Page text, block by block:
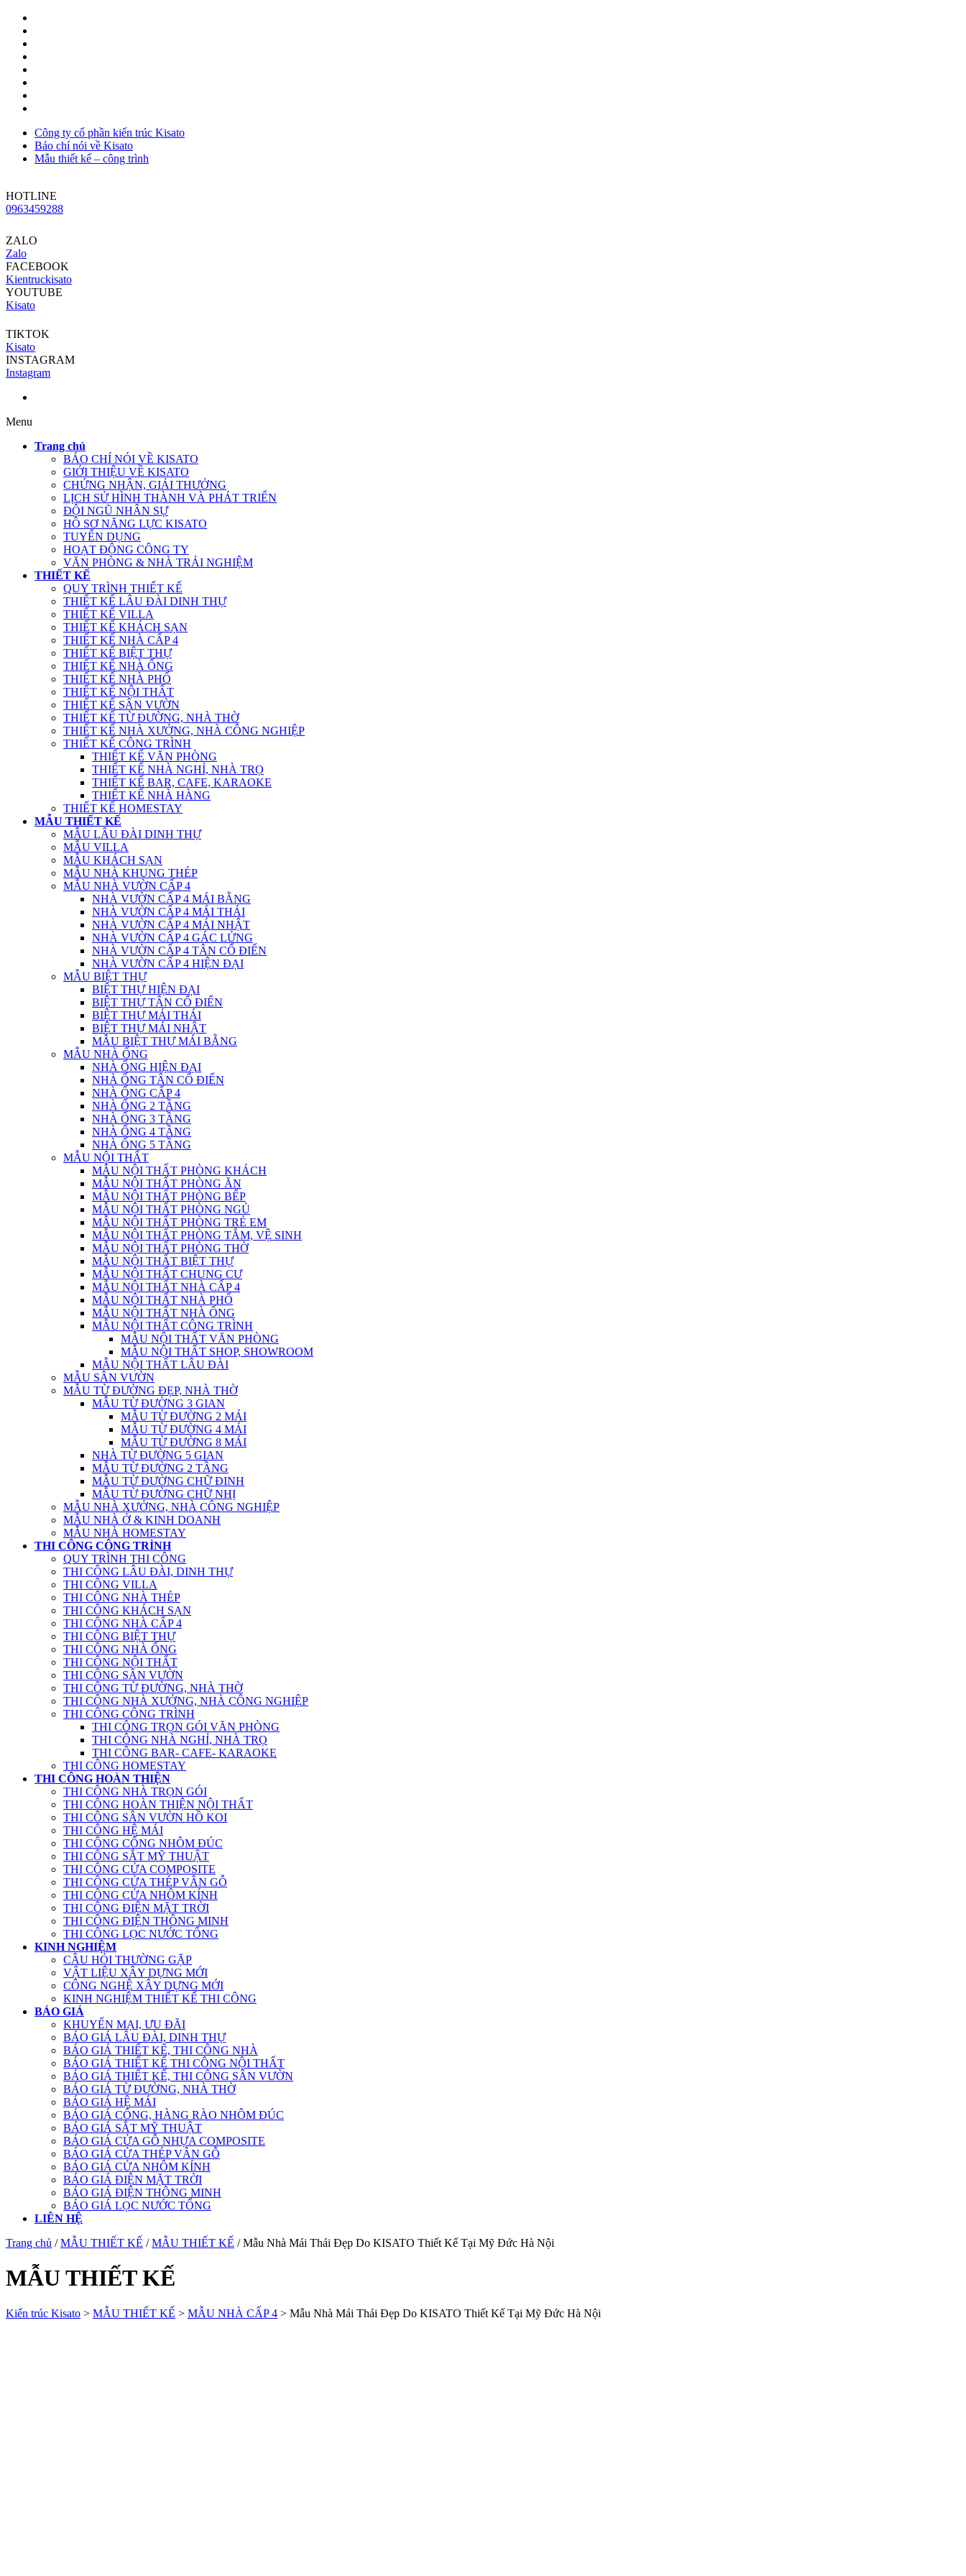
Công ty cổ phần kiến trúc Kisato
Báo chí nói về Kisato
Mẫu thiết kế – công trình
HOTLINE
0963459288
ZALO
Zalo
FACEBOOK
Kientruckisato
YOUTUBE
Kisato
TIKTOK
Kisato
INSTAGRAM
Instagram
Menu
Trang chủ
BÁO CHÍ NÓI VỀ KISATO
GIỚI THIỆU VỀ KISATO
CHỨNG NHẬN, GIẢI THƯỞNG
LỊCH SỬ HÌNH THÀNH VÀ PHÁT TRIỂN
ĐỘI NGŨ NHÂN SỰ
HỒ SƠ NĂNG LỰC KISATO
TUYỂN DỤNG
HOẠT ĐỘNG CÔNG TY
VĂN PHÒNG & NHÀ TRẢI NGHIỆM
THIẾT KẾ
QUY TRÌNH THIẾT KẾ
THIẾT KẾ LÂU ĐÀI DINH THỰ
THIẾT KẾ VILLA
THIẾT KẾ KHÁCH SẠN
THIẾT KẾ NHÀ CẤP 4
THIẾT KẾ BIỆT THỰ
THIẾT KẾ NHÀ ỐNG
THIẾT KẾ NHÀ PHỐ
THIẾT KẾ NỘI THẤT
THIẾT KẾ SÂN VƯỜN
THIẾT KẾ TỪ ĐƯỜNG, NHÀ THỜ
THIẾT KẾ NHÀ XƯỞNG, NHÀ CÔNG NGHIỆP
THIẾT KẾ CÔNG TRÌNH
THIẾT KẾ VĂN PHÒNG
THIẾT KẾ NHÀ NGHỈ, NHÀ TRỌ
THIẾT KẾ BAR, CAFE, KARAOKE
THIẾT KẾ NHÀ HÀNG
THIẾT KẾ HOMESTAY
MẪU THIẾT KẾ
MẪU LÂU ĐÀI DINH THỰ
MẪU VILLA
MẪU KHÁCH SẠN
MẪU NHÀ KHUNG THÉP
MẪU NHÀ VƯỜN CẤP 4
NHÀ VƯỜN CẤP 4 MÁI BẰNG
NHÀ VƯỜN CẤP 4 MÁI THÁI
NHÀ VƯỜN CẤP 4 MÁI NHẬT
NHÀ VƯỜN CẤP 4 GÁC LỬNG
NHÀ VƯỜN CẤP 4 TÂN CỔ ĐIỂN
NHÀ VƯỜN CẤP 4 HIỆN ĐẠI
MẪU BIỆT THỰ
BIỆT THỰ HIỆN ĐẠI
BIỆT THỰ TÂN CỔ ĐIỂN
BIỆT THỰ MÁI THÁI
BIỆT THỰ MÁI NHẬT
MẪU BIỆT THỰ MÁI BẰNG
MẪU NHÀ ỐNG
NHÀ ỐNG HIỆN ĐẠI
NHÀ ỐNG TÂN CỔ ĐIỂN
NHÀ ỐNG CẤP 4
NHÀ ỐNG 2 TẦNG
NHÀ ỐNG 3 TẦNG
NHÀ ỐNG 4 TẦNG
NHÀ ỐNG 5 TẦNG
MẪU NỘI THẤT
MẪU NỘI THẤT PHÒNG KHÁCH
MẪU NỘI THẤT PHÒNG ĂN
MẪU NỘI THẤT PHÒNG BẾP
MẪU NỘI THẤT PHÒNG NGỦ
MẪU NỘI THẤT PHÒNG TRẺ EM
MẪU NỘI THẤT PHÒNG TẮM, VỆ SINH
MẪU NỘI THẤT PHÒNG THỜ
MẪU NỘI THẤT BIỆT THỰ
MẪU NỘI THẤT CHUNG CƯ
MẪU NỘI THẤT NHÀ CẤP 4
MẪU NỘI THẤT NHÀ PHỐ
MẪU NỘI THẤT NHÀ ỐNG
MẪU NỘI THẤT CÔNG TRÌNH
MẪU NỘI THẤT VĂN PHÒNG
MẪU NỘI THẤT SHOP, SHOWROOM
MẪU NỘI THẤT LÂU ĐÀI
MẪU SÂN VƯỜN
MẪU TỪ ĐƯỜNG ĐẸP, NHÀ THỜ
MẪU TỪ ĐƯỜNG 3 GIAN
MẪU TỪ ĐƯỜNG 2 MÁI
MẪU TỪ ĐƯỜNG 4 MÁI
MẪU TỪ ĐƯỜNG 8 MÁI
NHÀ TỪ ĐƯỜNG 5 GIAN
MẪU TỪ ĐƯỜNG 2 TẦNG
MẪU TỪ ĐƯỜNG CHỮ ĐINH
MẪU TỪ ĐƯỜNG CHỮ NHỊ
MẪU NHÀ XƯỞNG, NHÀ CÔNG NGHIỆP
MẪU NHÀ Ở & KINH DOANH
MẪU NHÀ HOMESTAY
THI CÔNG CÔNG TRÌNH
QUY TRÌNH THI CÔNG
THI CÔNG LÂU ĐÀI, DINH THỰ
THI CÔNG VILLA
THI CÔNG NHÀ THÉP
THI CÔNG KHÁCH SẠN
THI CÔNG NHÀ CẤP 4
THI CÔNG BIỆT THỰ
THI CÔNG NHÀ ỐNG
THI CÔNG NỘI THẤT
THI CÔNG SÂN VƯỜN
THI CÔNG TỪ ĐƯỜNG, NHÀ THỜ
THI CÔNG NHÀ XƯỞNG, NHÀ CÔNG NGHIỆP
THI CÔNG CÔNG TRÌNH
THI CÔNG TRỌN GÓI VĂN PHÒNG
THI CÔNG NHÀ NGHỈ, NHÀ TRỌ
THI CÔNG BAR- CAFE- KARAOKE
THI CÔNG HOMESTAY
THI CÔNG HOÀN THIỆN
THI CÔNG NHÀ TRỌN GÓI
THI CÔNG HOÀN THIỆN NỘI THẤT
THI CÔNG SÂN VƯỜN HỒ KOI
THI CÔNG HỆ MÁI
THI CÔNG CỔNG NHÔM ĐÚC
THI CÔNG SẮT MỸ THUẬT
THI CÔNG CỬA COMPOSITE
THI CÔNG CỬA THÉP VÂN GỖ
THI CÔNG CỬA NHÔM KÍNH
THI CÔNG ĐIỆN MẶT TRỜI
THI CÔNG ĐIỆN THÔNG MINH
THI CÔNG LỌC NƯỚC TỔNG
KINH NGHIỆM
CÂU HỎI THƯỜNG GẶP
VẬT LIỆU XÂY DỰNG MỚI
CÔNG NGHỆ XÂY DỰNG MỚI
KINH NGHIỆM THIẾT KẾ THI CÔNG
BÁO GIÁ
KHUYẾN MẠI, ƯU ĐÃI
BÁO GIÁ LÂU ĐÀI, DINH THỰ
BÁO GIÁ THIẾT KẾ, THI CÔNG NHÀ
BÁO GIÁ THIẾT KẾ THI CÔNG NỘI THẤT
BÁO GIÁ THIẾT KẾ, THI CÔNG SÂN VƯỜN
BÁO GIÁ TỪ ĐƯỜNG, NHÀ THỜ
BÁO GIÁ HỆ MÁI
BÁO GIÁ CỔNG, HÀNG RÀO NHÔM ĐÚC
BÁO GIÁ SẮT MỸ THUẬT
BÁO GIÁ CỬA GỖ NHỰA COMPOSITE
BÁO GIÁ CỬA THÉP VÂN GỖ
BÁO GIÁ CỬA NHÔM KÍNH
BÁO GIÁ ĐIỆN MẶT TRỜI
BÁO GIÁ ĐIỆN THÔNG MINH
BÁO GIÁ LỌC NƯỚC TỔNG
LIÊN HỆ
Trang chủ /MẪU THIẾT KẾ /MẪU THIẾT KẾ / Mẫu Nhà Mái Thái Đẹp Do KISATO Thiết Kế Tại Mỹ Đức Hà Nội
MẪU THIẾT KẾ
Kiến trúc Kisato > MẪU THIẾT KẾ > MẪU NHÀ CẤP 4 > Mẫu Nhà Mái Thái Đẹp Do KISATO Thiết Kế Tại Mỹ Đức Hà Nội